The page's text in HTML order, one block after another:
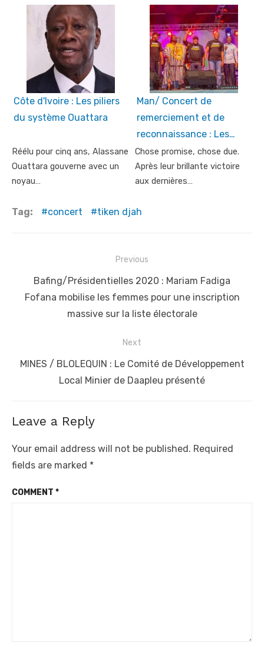
Côte d'Ivoire : Les piliers
du système Ouattara
Réélu pour cinq ans, Alassane
Ouattara gouverne avec un
noyau…
Man/ Concert de
remerciement et de
reconnaissance : Les…
Chose promise, chose due.
Après leur brillante victoire
aux dernières…
Tag: concert tiken djah
navigation
Previous
Previous
post:
Bafing/Présidentielles 2020 : Mariam Fadiga
Fofana mobilise les femmes pour une inscription
massive sur la liste électorale
Next
Next
MINES / BLOLEQUIN : Le Comité de Développement
Local Minier de Daapleu présenté
Leave a Reply
Your email address will not be published. Required
fields are marked *
COMMENT *